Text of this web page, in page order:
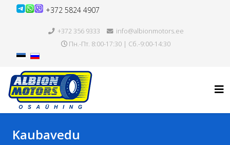
+372 5824 4907
+372 356 9333
info@albionmotors.ee
Пн.-Пт. 8:00-17:30 | Сб.-9:00-14:30
Kaubavedu